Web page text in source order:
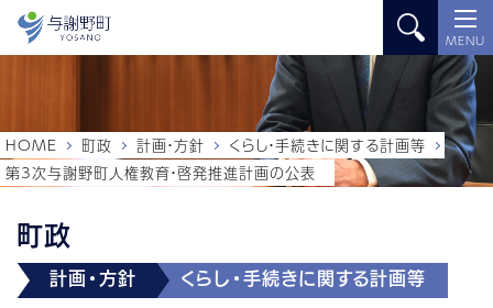
MENU
町政
計画・方針 くらし・手続きに関する計画等
HOME 町政 計画・方針
くらし・手続きに関する計画等
第3次与謝野町人権教育・啓発推進計画の公表